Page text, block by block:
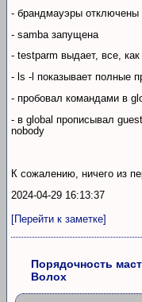
- брандмауэры отключены
- samba запущена
- testparm выдает, все,
- ls -l показывает полные
- пробовал командами в
- в global прописывал
nobody
К сожалению, ничего из
2024-04-29 16:13:37
[Перейти к заметке]
Порядочность
Волох